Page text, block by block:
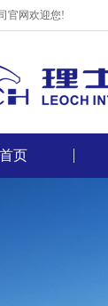
官网欢迎您!
页